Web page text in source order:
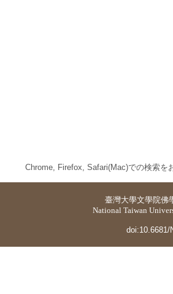
Chrome, Firefox, Safari(Mac)での検索を
臺灣大學文學院佛
National Taiwan
doi:10.6681/